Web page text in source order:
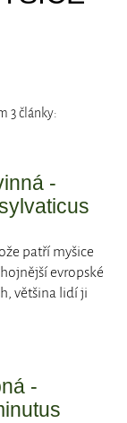
3 články:
-
patří myšice
evropské
většina lidí ji
-